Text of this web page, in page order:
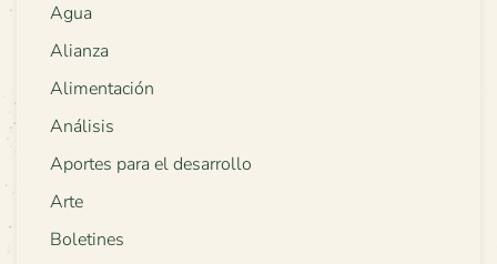
Agua
Alianza
Alimentación
Análisis
Aportes para el desarrollo
Arte
Boletines